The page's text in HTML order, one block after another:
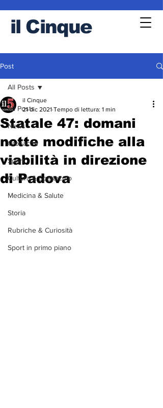
il Cinque
Post
All Posts
News
Cronache
Sport
Cultura & Spettacolo
Medicina & Salute
Storia
Rubriche & Curiosità
Sport in primo piano
All Posts
Statale 47: domani
notte modifiche alla
viabilità in direzione
di Padova
il Cinque
21 dic 2021 Tempo di lettura: 1 min